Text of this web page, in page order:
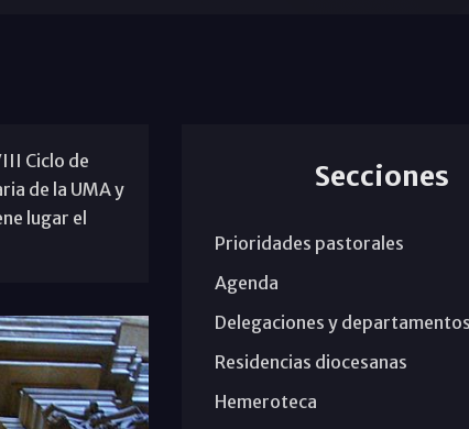
Ciclo de
de la UMA y
lugar el
Secciones
Prioridades pastorales
Agenda
Delegaciones y departamentos
Residencias diocesanas
Hemeroteca